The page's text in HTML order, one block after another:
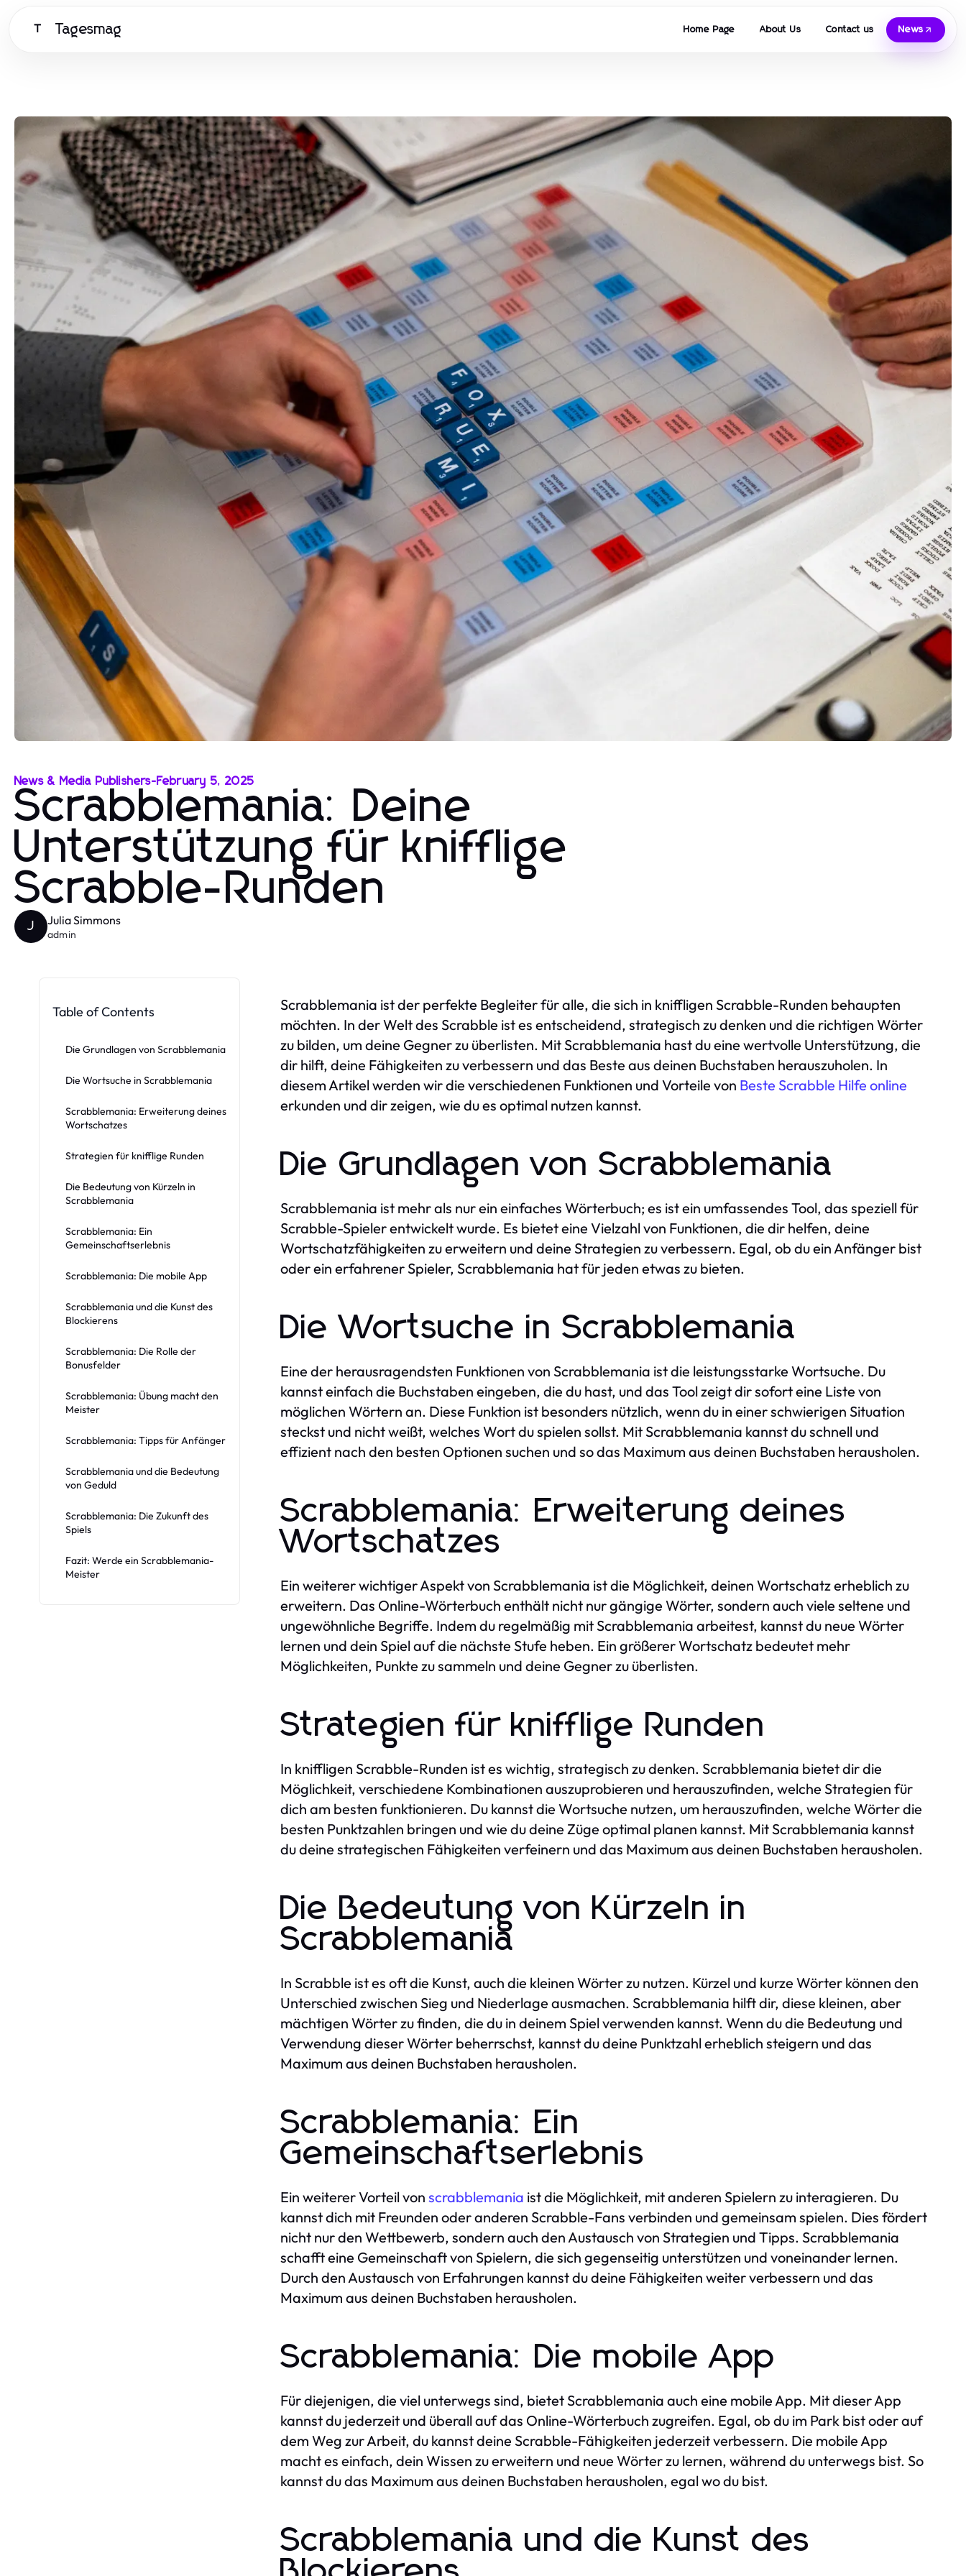
T Tagesmag Home Page About Us Contact us News
News & Media Publishers-February 5, 2025
Scrabblemania: Deine
Unterstützung für knifflige
Scrabble-Runden
J Julia Simmons
admin
Table of Contents
Die Grundlagen von Scrabblemania
Die Wortsuche in Scrabblemania
Scrabblemania: Erweiterung deines
Wortschatzes
Strategien für knifflige Runden
Die Bedeutung von Kürzeln in
Scrabblemania
Scrabblemania: Ein
Gemeinschaftserlebnis
Scrabblemania: Die mobile App
Scrabblemania und die Kunst des
Blockierens
Scrabblemania: Die Rolle der
Bonusfelder
Scrabblemania: Übung macht den
Meister
Scrabblemania: Tipps für Anfänger
Scrabblemania und die Bedeutung
von Geduld
Scrabblemania: Die Zukunft des
Spiels
Fazit: Werde ein Scrabblemania-
Meister
Scrabblemania ist der perfekte Begleiter für alle, die sich in kniffligen Scrabble-Runden behaupten
möchten. In der Welt des Scrabble ist es entscheidend, strategisch zu denken und die richtigen Wörter
zu bilden, um deine Gegner zu überlisten. Mit Scrabblemania hast du eine wertvolle Unterstützung, die
dir hilft, deine Fähigkeiten zu verbessern und das Beste aus deinen Buchstaben herauszuholen. In
diesem Artikel werden wir die verschiedenen Funktionen und Vorteile von Beste Scrabble Hilfe online
erkunden und dir zeigen, wie du es optimal nutzen kannst.
Die Grundlagen von Scrabblemania
Scrabblemania ist mehr als nur ein einfaches Wörterbuch; es ist ein umfassendes Tool, das speziell für
Scrabble-Spieler entwickelt wurde. Es bietet eine Vielzahl von Funktionen, die dir helfen, deine
Wortschatzfähigkeiten zu erweitern und deine Strategien zu verbessern. Egal, ob du ein Anfänger bist
oder ein erfahrener Spieler, Scrabblemania hat für jeden etwas zu bieten.
Die Wortsuche in Scrabblemania
Eine der herausragendsten Funktionen von Scrabblemania ist die leistungsstarke Wortsuche. Du
kannst einfach die Buchstaben eingeben, die du hast, und das Tool zeigt dir sofort eine Liste von
möglichen Wörtern an. Diese Funktion ist besonders nützlich, wenn du in einer schwierigen Situation
steckst und nicht weißt, welches Wort du spielen sollst. Mit Scrabblemania kannst du schnell und
effizient nach den besten Optionen suchen und so das Maximum aus deinen Buchstaben herausholen.
Scrabblemania: Erweiterung deines
Wortschatzes
Ein weiterer wichtiger Aspekt von Scrabblemania ist die Möglichkeit, deinen Wortschatz erheblich zu
erweitern. Das Online-Wörterbuch enthält nicht nur gängige Wörter, sondern auch viele seltene und
ungewöhnliche Begriffe. Indem du regelmäßig mit Scrabblemania arbeitest, kannst du neue Wörter
lernen und dein Spiel auf die nächste Stufe heben. Ein größerer Wortschatz bedeutet mehr
Möglichkeiten, Punkte zu sammeln und deine Gegner zu überlisten.
Strategien für knifflige Runden
In kniffligen Scrabble-Runden ist es wichtig, strategisch zu denken. Scrabblemania bietet dir die
Möglichkeit, verschiedene Kombinationen auszuprobieren und herauszufinden, welche Strategien für
dich am besten funktionieren. Du kannst die Wortsuche nutzen, um herauszufinden, welche Wörter die
besten Punktzahlen bringen und wie du deine Züge optimal planen kannst. Mit Scrabblemania kannst
du deine strategischen Fähigkeiten verfeinern und das Maximum aus deinen Buchstaben herausholen.
Die Bedeutung von Kürzeln in
Scrabblemania
In Scrabble ist es oft die Kunst, auch die kleinen Wörter zu nutzen. Kürzel und kurze Wörter können den
Unterschied zwischen Sieg und Niederlage ausmachen. Scrabblemania hilft dir, diese kleinen, aber
mächtigen Wörter zu finden, die du in deinem Spiel verwenden kannst. Wenn du die Bedeutung und
Verwendung dieser Wörter beherrschst, kannst du deine Punktzahl erheblich steigern und das
Maximum aus deinen Buchstaben herausholen.
Scrabblemania: Ein
Gemeinschaftserlebnis
Ein weiterer Vorteil von scrabblemania ist die Möglichkeit, mit anderen Spielern zu interagieren. Du
kannst dich mit Freunden oder anderen Scrabble-Fans verbinden und gemeinsam spielen. Dies fördert
nicht nur den Wettbewerb, sondern auch den Austausch von Strategien und Tipps. Scrabblemania
schafft eine Gemeinschaft von Spielern, die sich gegenseitig unterstützen und voneinander lernen.
Durch den Austausch von Erfahrungen kannst du deine Fähigkeiten weiter verbessern und das
Maximum aus deinen Buchstaben herausholen.
Scrabblemania: Die mobile App
Für diejenigen, die viel unterwegs sind, bietet Scrabblemania auch eine mobile App. Mit dieser App
kannst du jederzeit und überall auf das Online-Wörterbuch zugreifen. Egal, ob du im Park bist oder auf
dem Weg zur Arbeit, du kannst deine Scrabble-Fähigkeiten jederzeit verbessern. Die mobile App
macht es einfach, dein Wissen zu erweitern und neue Wörter zu lernen, während du unterwegs bist. So
kannst du das Maximum aus deinen Buchstaben herausholen, egal wo du bist.
Scrabblemania und die Kunst des